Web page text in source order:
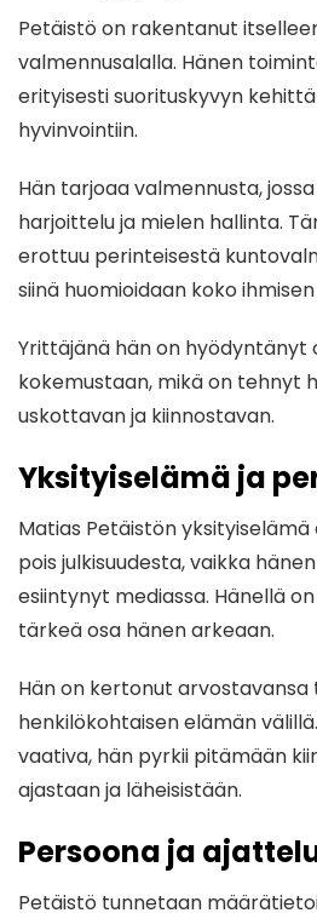
Petäistö on rakentanut
valmennusalalla. Hänen
erityisesti suorituskyvyn
hyvinvointiin.
Hän tarjoaa valmennusta,
harjoittelu ja mielen hallinta.
erottuu perinteisestä
siinä huomioidaan koko
Yrittäjänä hän on hyödyntänyt
kokemustaan, mikä on tehnyt
uskottavan ja kiinnostavan.
Yksityiselämä ja
Matias Petäistön
pois julkisuudesta, vaikka
esiintynyt mediassa. Hänellä
tärkeä osa hänen arkeaan.
Hän on kertonut
henkilökohtaisen elämän
vaativa, hän pyrkii pitämään
ajastaan ja läheisistään.
Persoona ja
Petäistö tunnetaan